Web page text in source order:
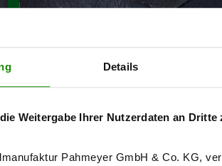
Details
Weitergabe Ihrer Nutzerdaten an
Pahmeyer GmbH & Co. KG,
• Recipes • Tasty •
easy to prepare!